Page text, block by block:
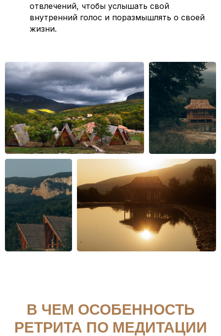
отвлечений, чтобы услышать свой
внутренний голос и поразмышлять о своей
жизни.
В ЧЕМ ОСОБЕННОСТЬ
РЕТРИТА ПО МЕДИТАЦИИ